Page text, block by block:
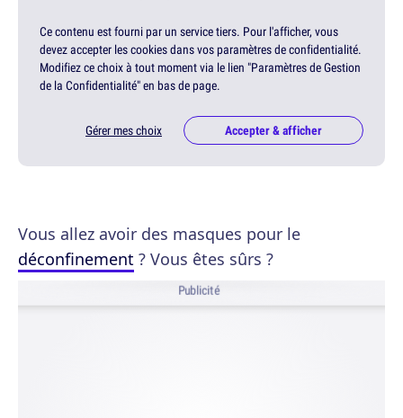
Ce contenu est fourni par un service tiers. Pour l'afficher, vous
devez accepter les cookies dans vos paramètres de confidentialité.
Modifiez ce choix à tout moment via le lien "Paramètres de Gestion
de la Confidentialité" en bas de page.
Gérer mes choix Accepter & afficher
Vous allez avoir des masques pour le
déconfinement ? Vous êtes sûrs ?
Publicité